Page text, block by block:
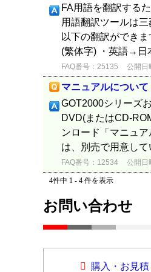
FA用語を翻訳する
用語翻訳ツールは
以下の翻訳ができ
(繁体字) ・英語→日
FAQ番号：25135 公開日
マニュアルについて
GOT2000シリーズ
DVD(またはCD-
ンロード「マニュ
は、別売で用意し
FAQ番号：12534 公開日
4件中 1 - 4 件を表示
お問い合わせ
購入・お見